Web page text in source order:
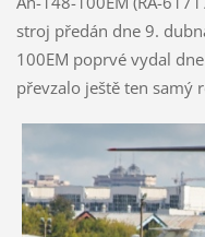
stroj předán dne 9.
100EM poprvé vydal
převzalo ještě ten samý